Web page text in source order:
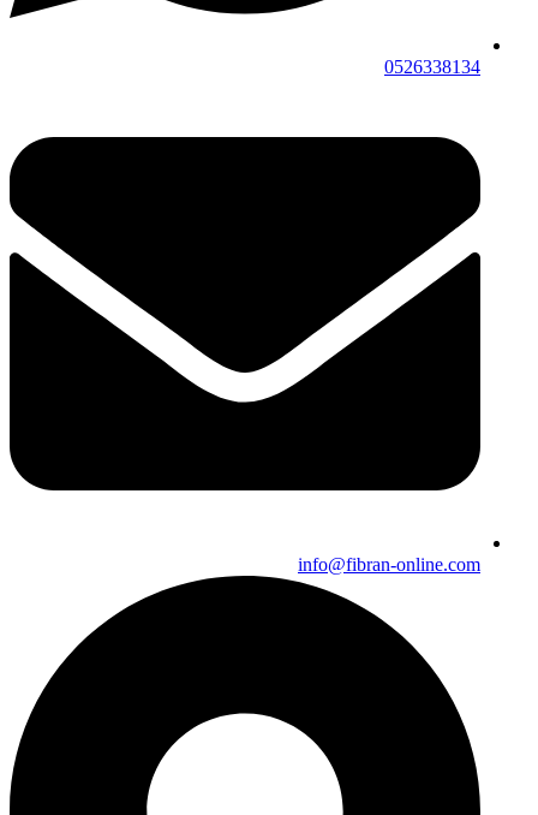
0526338134
info@fibran-online.com